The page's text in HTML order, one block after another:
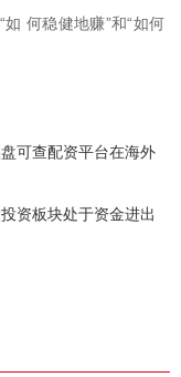
何稳健地赚”和“如何
可查配资平台在海外
资板块处于资金进出